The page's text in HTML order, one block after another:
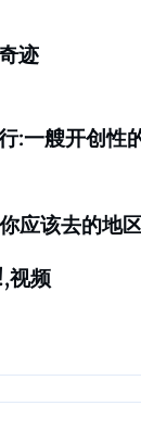
迹
:一艘开创性
应该去的地
视频